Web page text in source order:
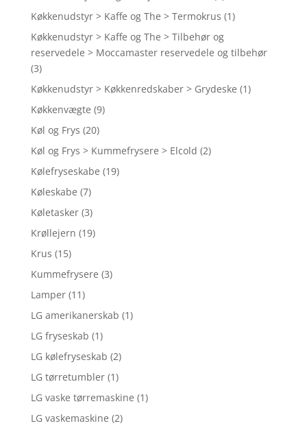
Køkkenudstyr > Kaffe og The > Termokrus (1)
Køkkenudstyr > Kaffe og The > Tilbehør og
reservedele > Moccamaster reservedele og tilbehør
(3)
Køkkenudstyr > Køkkenredskaber > Grydeske (1)
Køkkenvægte (9)
Køl og Frys (20)
Køl og Frys > Kummefrysere > Elcold (2)
Kølefryseskabe (19)
Køleskabe (7)
Køletasker (3)
Krøllejern (19)
Krus (15)
Kummefrysere (3)
Lamper (11)
LG amerikanerskab (1)
LG fryseskab (1)
LG kølefryseskab (2)
LG tørretumbler (1)
LG vaske tørremaskine (1)
LG vaskemaskine (2)